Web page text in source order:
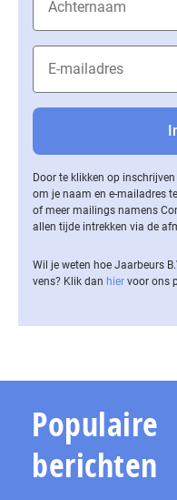
Door te klikken op
om je naam en e-mailadres
of meer mailings namens
allen tijde intrekken via de
Wil je weten hoe Jaarbeurs
vens? Klik dan hier voor ons
Populaire
berichten